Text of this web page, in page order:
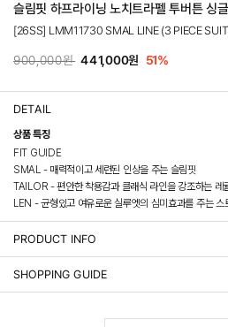
슬림핏 하프라이닝 노치트라펠 투버튼 싱
[26SS] LMM11730 SMAL LINE (3 PIECE
900,000원 441,000원 51%
DETAIL
상품 특징
FIT GUIDE
SMAL - 매력적이고 세련된 인상을 주는 슬림핏
TAILOR - 편안한 착용감과 클래식 라인을 강조하는 레
LEN - 균형있고 여유로운 실루엣의 심미효과를 주는 스
PRODUCT INFO
SHOPPING GUIDE
- 주문 시 수취인 주소의 가까운 매장에서 발송 처리되